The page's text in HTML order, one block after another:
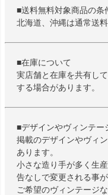
■送料無料対象商品の条
北海道、沖縄は通常送
■在庫について
実店舗と在庫を共有し
する場合があります。
■デザインやヴィンテー
掲載のデザインやヴィ
あります。
小さな造り手が多く生
告なしで変更される事が
ご希望のヴィンテージ